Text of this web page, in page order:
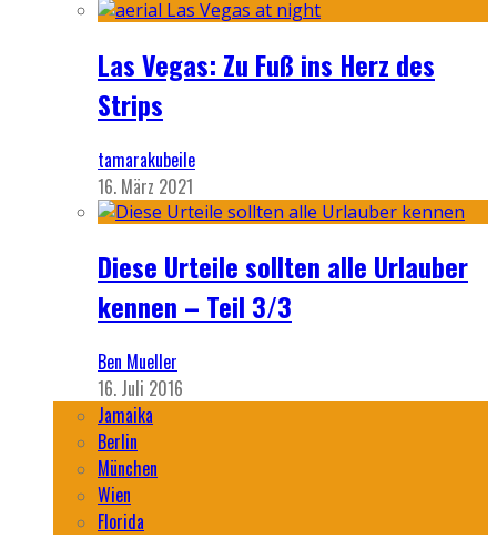
Las Vegas: Zu Fuß ins Herz des
Strips
tamarakubeile
16. März 2021
Diese Urteile sollten alle Urlauber
kennen – Teil 3/3
Ben Mueller
16. Juli 2016
Jamaika
Berlin
München
Wien
Florida